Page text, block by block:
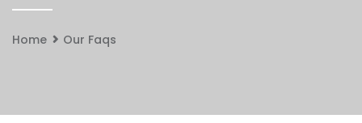
Home Our Faqs